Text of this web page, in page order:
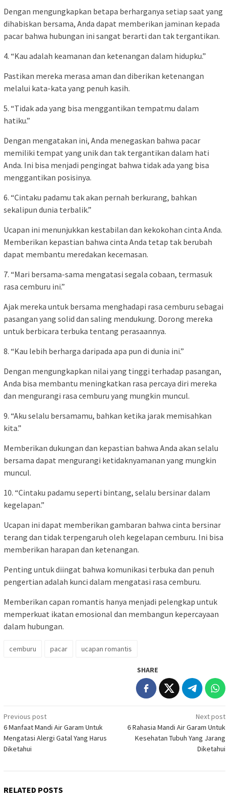
Dengan mengungkapkan betapa berharganya setiap saat yang
dihabiskan bersama, Anda dapat memberikan jaminan kepada
pacar bahwa hubungan ini sangat berarti dan tak tergantikan.
4. “Kau adalah keamanan dan ketenangan dalam hidupku.”
Pastikan mereka merasa aman dan diberikan ketenangan
melalui kata-kata yang penuh kasih.
5. “Tidak ada yang bisa menggantikan tempatmu dalam
hatiku.”
Dengan mengatakan ini, Anda menegaskan bahwa pacar
memiliki tempat yang unik dan tak tergantikan dalam hati
Anda. Ini bisa menjadi pengingat bahwa tidak ada yang bisa
menggantikan posisinya.
6. “Cintaku padamu tak akan pernah berkurang, bahkan
sekalipun dunia terbalik.”
Ucapan ini menunjukkan kestabilan dan kekokohan cinta Anda.
Memberikan kepastian bahwa cinta Anda tetap tak berubah
dapat membantu meredakan kecemasan.
7. “Mari bersama-sama mengatasi segala cobaan, termasuk
rasa cemburu ini.”
Ajak mereka untuk bersama menghadapi rasa cemburu sebagai
pasangan yang solid dan saling mendukung. Dorong mereka
untuk berbicara terbuka tentang perasaannya.
8. “Kau lebih berharga daripada apa pun di dunia ini.”
Dengan mengungkapkan nilai yang tinggi terhadap pasangan,
Anda bisa membantu meningkatkan rasa percaya diri mereka
dan mengurangi rasa cemburu yang mungkin muncul.
9. “Aku selalu bersamamu, bahkan ketika jarak memisahkan
kita.”
Memberikan dukungan dan kepastian bahwa Anda akan selalu
bersama dapat mengurangi ketidaknyamanan yang mungkin
muncul.
10. “Cintaku padamu seperti bintang, selalu bersinar dalam
kegelapan.”
Ucapan ini dapat memberikan gambaran bahwa cinta bersinar
terang dan tidak terpengaruh oleh kegelapan cemburu. Ini bisa
memberikan harapan dan ketenangan.
Penting untuk diingat bahwa komunikasi terbuka dan penuh
pengertian adalah kunci dalam mengatasi rasa cemburu.
Memberikan capan romantis hanya menjadi pelengkap untuk
memperkuat ikatan emosional dan membangun kepercayaan
dalam hubungan.
cemburu pacar ucapan romantis
SHARE
Post
navigation
Previous post
6 Manfaat Mandi Air Garam Untuk
Mengatasi Alergi Gatal Yang Harus
Diketahui
Next post
6 Rahasia Mandi Air Garam Untuk
Kesehatan Tubuh Yang Jarang
Diketahui
RELATED POSTS